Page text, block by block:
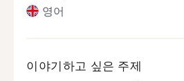
영어
이야기하고 싶은 주제